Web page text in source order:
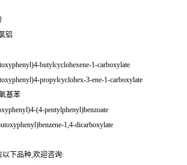
铝
butylcyclohexene-1-carboxylate
propylcyclohex-3-ene-1-carboxylate
基苯
(4-pentylphenyl)benzoate
1,4-dicarboxylate
以下品种,欢迎咨询: